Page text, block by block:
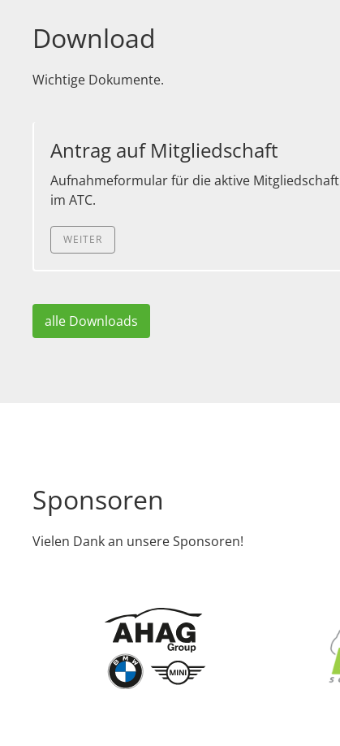
Download
Wichtige Dokumente.
Antrag auf Mitgliedschaft
Aufnahmeformular für die aktive Mitgliedschaft
im ATC.
WEITER
alle Downloads
Sponsoren
Vielen Dank an unsere Sponsoren!